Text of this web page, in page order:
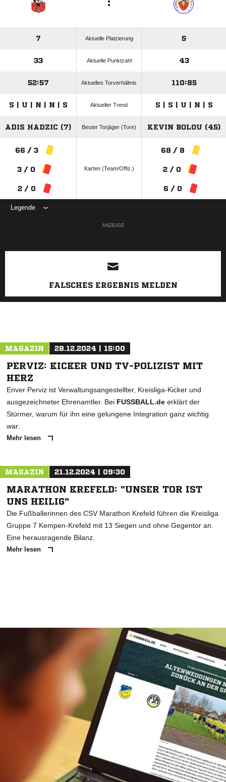
:
7 Aktuelle Platzierung 5
33 Aktuelle Punktzahl 43
52:57 Aktuelles Torverhältnis 110:85
S | U | N | N | S Aktueller Trend S | S | U | N | S
ADIS HADZIC (7) Bester Torjäger (Tore) KEVIN BOLOU (45)
66 / 3
3 / 0
2 / 0
Karten (Team/Offiz.)
68 / 8
2 / 0
6 / 0
Legende
ANZEIGE
FALSCHES ERGEBNIS MELDEN
MAGAZIN 28.12.2024 | 15:00
PERVIZ: KICKER UND TV-POLIZIST MIT
HERZ
Enver Perviz ist Verwaltungsangestellter, Kreisliga-Kicker und
ausgezeichneter Ehrenamtler. Bei FUSSBALL.de erklärt der
Stürmer, warum für ihn eine gelungene Integration ganz wichtig
war.
Mehr lesen
MAGAZIN 21.12.2024 | 09:30
MARATHON KREFELD: "UNSER TOR IST
UNS HEILIG"
Die Fußballerinnen des CSV Marathon Krefeld führen die Kreisliga
Gruppe 7 Kempen-Krefeld mit 13 Siegen und ohne Gegentor an.
Eine herausragende Bilanz.
Mehr lesen